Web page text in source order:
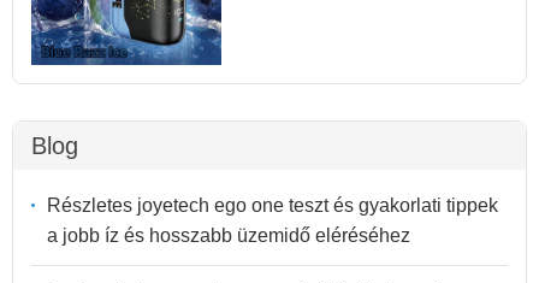
Blog
Részletes joyetech ego one teszt és gyakorlati tippek
a jobb íz és hosszabb üzemidő eléréséhez